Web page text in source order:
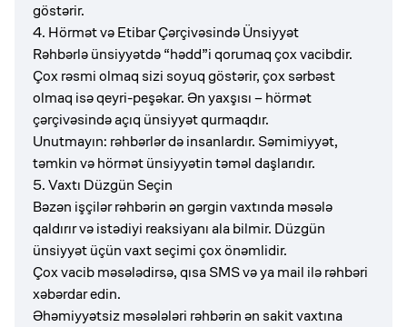
göstərir.
4. Hörmət və Etibar Çərçivəsində Ünsiyyət
Rəhbərlə ünsiyyətdə “hədd”i qorumaq çox vacibdir.
Çox rəsmi olmaq sizi soyuq göstərir, çox sərbəst
olmaq isə qeyri-peşəkar. Ən yaxşısı – hörmət
çərçivəsində açıq ünsiyyət qurmaqdır.
Unutmayın: rəhbərlər də insanlardır. Səmimiyyət,
təmkin və hörmət ünsiyyətin təməl daşlarıdır.
5. Vaxtı Düzgün Seçin
Bəzən işçilər rəhbərin ən gərgin vaxtında məsələ
qaldırır və istədiyi reaksiyanı ala bilmir. Düzgün
ünsiyyət üçün vaxt seçimi çox önəmlidir.
Çox vacib məsələdirsə, qısa SMS və ya mail ilə rəhbəri
xəbərdar edin.
Əhəmiyyətsiz məsələləri rəhbərin ən sakit vaxtına